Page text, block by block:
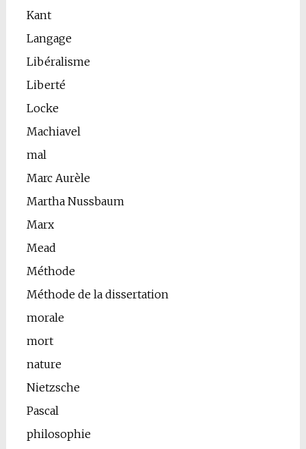
Kant
Langage
Libéralisme
Liberté
Locke
Machiavel
mal
Marc Aurèle
Martha Nussbaum
Marx
Mead
Méthode
Méthode de la dissertation
morale
mort
nature
Nietzsche
Pascal
philosophie